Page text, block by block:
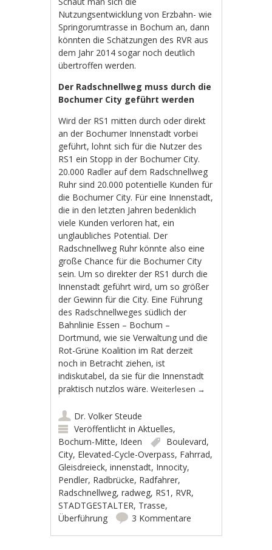
Nutzungsentwicklung von Erzbahn- wie
Springorumtrasse in Bochum an, dann
könnten die Schätzungen des RVR aus
dem Jahr 2014 sogar noch deutlich
übertroffen werden.
Der Radschnellweg muss durch die
Bochumer City geführt werden
Wird der RS1 mitten durch oder direkt
an der Bochumer Innenstadt vorbei
geführt, lohnt sich für die Nutzer des
RS1 ein Stopp in der Bochumer City.
20.000 Radler auf dem Radschnellweg
Ruhr sind 20.000 potentielle Kunden für
die Bochumer City. Für eine Innenstadt,
die in den letzten Jahren bedenklich
viele Kunden verloren hat, ein
unglaubliches Potential. Der
Radschnellweg Ruhr könnte also eine
große Chance für die Bochumer City
sein. Um so direkter der RS1 durch die
Innenstadt geführt wird, um so größer
der Gewinn für die City. Eine Führung
des Radschnellweges südlich der
Bahnlinie Essen – Bochum –
Dortmund, wie sie Verwaltung und die
Rot-Grüne Koalition im Rat derzeit
noch in Betracht ziehen, ist
indiskutabel, da sie für die Innenstadt
praktisch nutzlos wäre.Weiterlesen →
Dr. Volker Steude
Veröffentlicht inAktuelles,
Bochum-Mitte, Ideen Boulevard,
City, Elevated-Cycle-Overpass, Fahrrad,
Gleisdreieck,innenstadt, Innocity,
Pendler, Radbrücke, Radfahrer,
Radschnellweg,radweg, RS1 , RVR,
STADTGESTALTER, Trasse,
Überführung
3 Kommentare